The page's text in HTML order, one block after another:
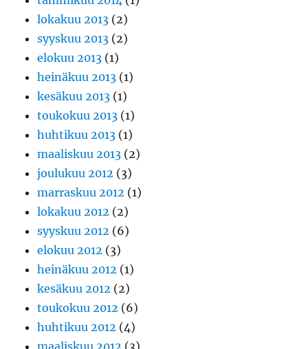
lokakuu 2013 (2)
syyskuu 2013 (2)
elokuu 2013 (1)
heinäkuu 2013 (1)
kesäkuu 2013 (1)
toukokuu 2013 (1)
huhtikuu 2013 (1)
maaliskuu 2013 (2)
joulukuu 2012 (3)
marraskuu 2012 (1)
lokakuu 2012 (2)
syyskuu 2012 (6)
elokuu 2012 (3)
heinäkuu 2012 (1)
kesäkuu 2012 (2)
toukokuu 2012 (6)
huhtikuu 2012 (4)